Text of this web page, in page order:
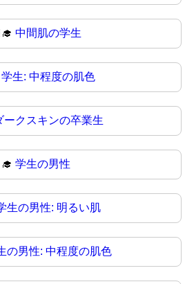
中間肌の学生
学生: 中程度の肌色
ークスキンの卒業生
学生の男性
生の男性: 明るい肌
の男性: 中程度の肌色